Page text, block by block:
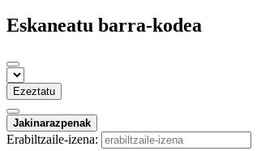
Eskaneatu barra-kodea
Ezeztatu
Jakinarazpenak
Erabiltzaile-izena: